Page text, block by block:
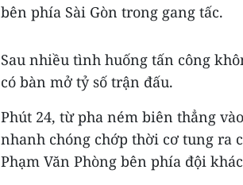
bên phía Sài Gòn trong gang tấc.
Sau nhiều tình huống tấn công
có bàn mở tỷ số trận đấu.
Phút 24, từ pha ném biên thẳng
nhanh chóng chớp thời cơ tung ra
Phạm Văn Phòng bên phía đội